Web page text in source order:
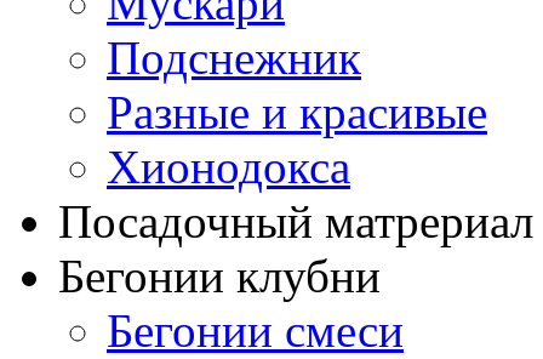
Подснежник
Разные и красивые
Хионодокса
Посадочный матрериал
Бегонии клубни
Бегонии смеси